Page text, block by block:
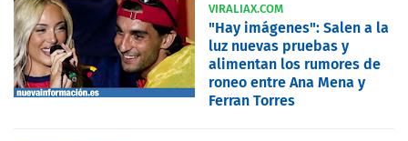
VIRALIAX.COM
"Hay imágenes": Salen a la
luz nuevas pruebas y
alimentan los rumores de
roneo entre Ana Mena y
Ferran Torres